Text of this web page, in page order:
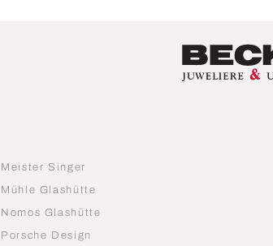
Meister Singer
Mühle Glashütte
Nomos Glashütte
Porsche Design